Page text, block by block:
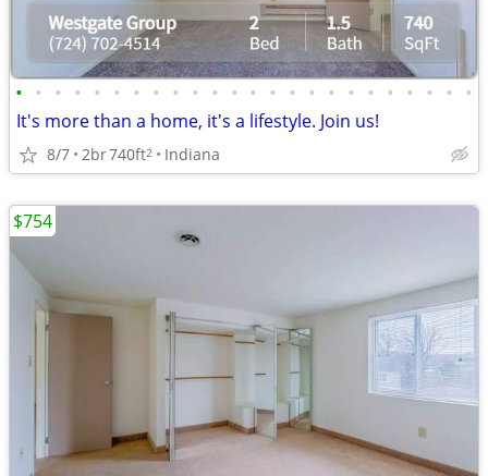
• • • • • • • • • • • • • • • • • • • • • • • •
It's more than a home, it's a lifestyle. Join us!
8/7 2br740ft2 Indiana
$754